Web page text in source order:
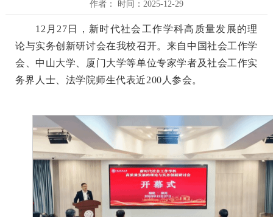
作者： 时间：2025-12-29
12月27日，新时代社会工作学科高质量发展的理
论与实务创新研讨会在我校召开。来自中国社会工作学
会、中山大学、厦门大学等单位专家学者及社会工作实
务界人士、法学院师生代表近200人参会。